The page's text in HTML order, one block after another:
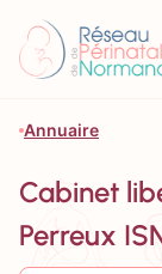
Annuaire
Cabinet
Perreux